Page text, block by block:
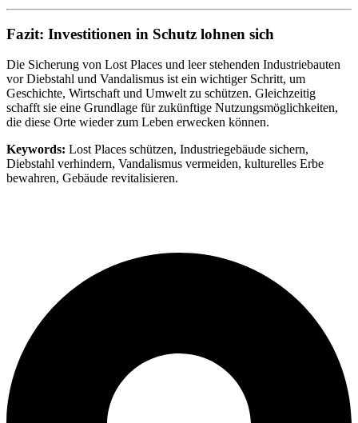
Fazit: Investitionen in Schutz lohnen sich
Die Sicherung von Lost Places und leer stehenden Industriebauten
vor Diebstahl und Vandalismus ist ein wichtiger Schritt, um
Geschichte, Wirtschaft und Umwelt zu schützen. Gleichzeitig
schafft sie eine Grundlage für zukünftige Nutzungsmöglichkeiten,
die diese Orte wieder zum Leben erwecken können.
Keywords: Lost Places schützen, Industriegebäude sichern,
Diebstahl verhindern, Vandalismus vermeiden, kulturelles Erbe
bewahren, Gebäude revitalisieren.